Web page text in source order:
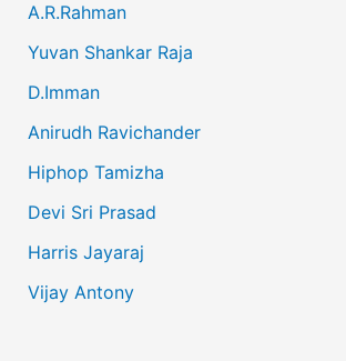
A.R.Rahman
Yuvan Shankar Raja
D.Imman
Anirudh Ravichander
Hiphop Tamizha
Devi Sri Prasad
Harris Jayaraj
Vijay Antony